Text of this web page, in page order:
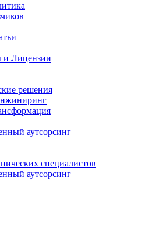
и Лицензии
решения
аутсорсинг
специалистов
аутсорсинг